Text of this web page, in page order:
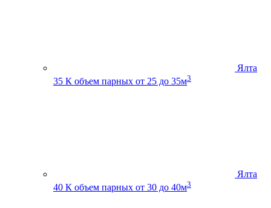
Ялта
35 К объем парных от 25 до 35м3
Ялта
40 К объем парных от 30 до 40м3